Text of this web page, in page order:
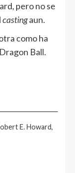
pero no se
castingaun.
como ha
Ball.
E. Howard,